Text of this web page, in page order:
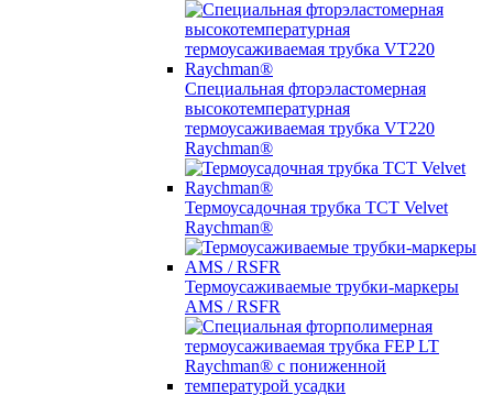
Специальная фторэластомерная
высокотемпературная
термоусаживаемая трубка VT220
Raychman®
Термоусадочная трубка TCT Velvet
Raychman®
Термоусаживаемые трубки-маркеры
AMS / RSFR